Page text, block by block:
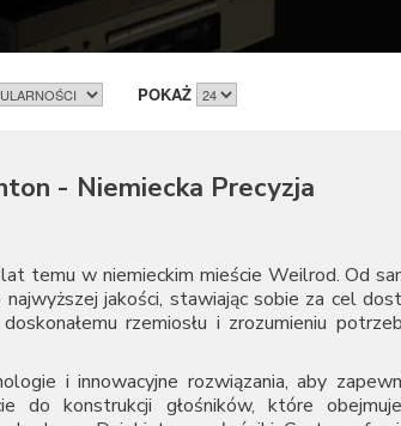
POKAŻ
- Niemiecka Precyzja
temu w niemieckim mieście Weilrod. Od
jakości, stawiając sobie za cel
rzemiosłu i zrozumieniu
i innowacyjne rozwiązania, aby
do konstrukcji głośników, które